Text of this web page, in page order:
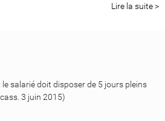
Lire la suite >